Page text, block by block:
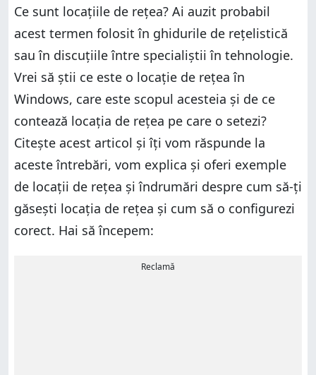
Ce sunt locațiile de rețea? Ai auzit probabil
acest termen folosit în ghidurile de rețelistică
sau în discuțiile între specialiștii în tehnologie.
Vrei să știi ce este o locație de rețea în
Windows, care este scopul acesteia și de ce
contează locația de rețea pe care o setezi?
Citește acest articol și îți vom răspunde la
aceste întrebări, vom explica și oferi exemple
de locații de rețea și îndrumări despre cum să-ți
găsești locația de rețea și cum să o configurezi
corect. Hai să începem:
Reclamă